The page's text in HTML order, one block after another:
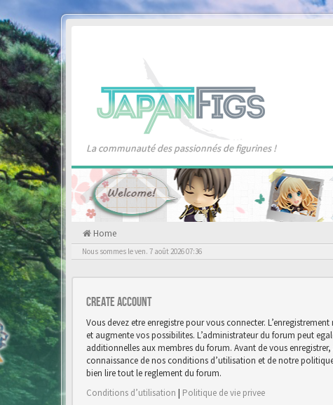
La communauté des passionnés de figurines !
Home
Nous sommes le ven. 7 août 2026 07:36
Create account
Vous devez etre enregistre pour vous connecter.
et augmente vos possibilites. L’administrateur du forum peut
additionnelles aux membres du forum. Avant de vous enregistrer,
connaissance de nos conditions d’utilisation et de notre
bien lire tout le reglement du forum.
Conditions d’utilisation | Politique de vie privee